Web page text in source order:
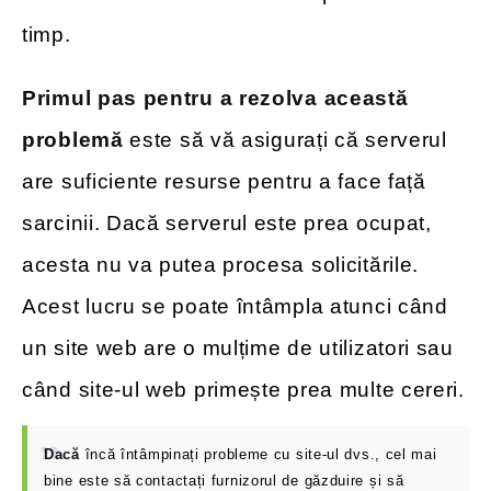
timp.
Primul pas pentru a rezolva această
problemă este să vă asigurați că serverul
are suficiente resurse pentru a face față
sarcinii. Dacă serverul este prea ocupat,
acesta nu va putea procesa solicitările.
Acest lucru se poate întâmpla atunci când
un site web are o mulțime de utilizatori sau
când site-ul web primește prea multe cereri.
Dacăîncă întâmpinați probleme cu site-ul dvs., cel mai
bine este să contactați furnizorul de găzduire și să